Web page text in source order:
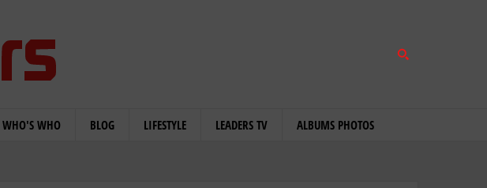
WHO'S WHO BLOG LIFESTYLE LEADERS TV ALBUMS PHOTOS